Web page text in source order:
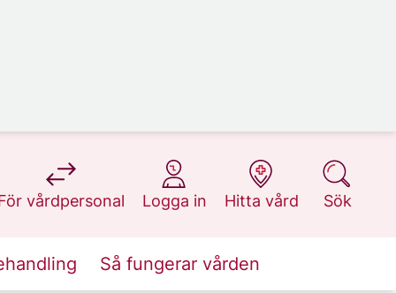
vårdpersonal
på 1177.se
Logga in
på 1177.se
Hitta vård
på 1177.se
Sök
på 1177.se
Så fungerar vården